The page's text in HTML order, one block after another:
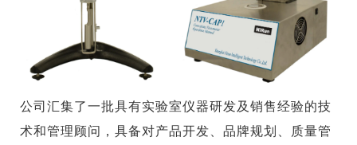
公司汇集了一批具有实验室仪器研发及销售经验的技
术和管理顾问，具备对产品开发、品牌规划、质量管